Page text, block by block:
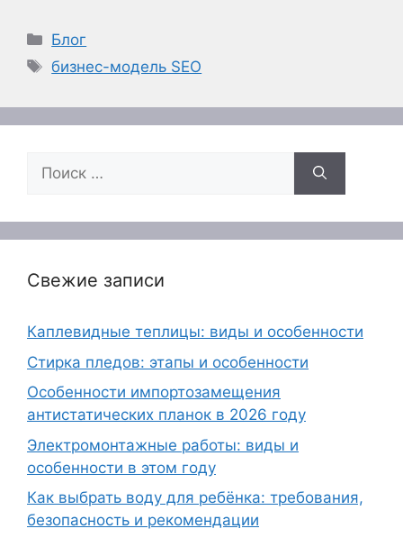
Рубрики
Блог
Метки
бизнес-модель SEO
Поиск:
Свежие записи
Каплевидные теплицы: виды и особенности
Стирка пледов: этапы и особенности
Особенности импортозамещения
антистатических планок в 2026 году
Электромонтажные работы: виды и
особенности в этом году
Как выбрать воду для ребёнка: требования,
безопасность и рекомендации